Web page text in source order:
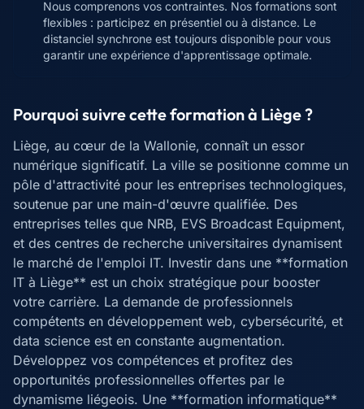
Nous comprenons vos contraintes. Nos formations sont
flexibles : participez en présentiel ou à distance. Le
distanciel synchrone est toujours disponible pour vous
garantir une expérience d'apprentissage optimale.
Pourquoi suivre cette formation à Liège?
Liège, au cœur de la Wallonie, connaît un essor
numérique significatif. La ville se positionne comme un
pôle d'attractivité pour les entreprises technologiques,
soutenue par une main-d'œuvre qualifiée. Des
entreprises telles que NRB, EVS Broadcast Equipment,
et des centres de recherche universitaires dynamisent
le marché de l'emploi IT. Investir dans une **formation
IT à Liège** est un choix stratégique pour booster
votre carrière. La demande de professionnels
compétents en développement web, cybersécurité, et
data science est en constante augmentation.
Développez vos compétences et profitez des
opportunités professionnelles offertes par le
dynamisme liégeois. Une **formation informatique**